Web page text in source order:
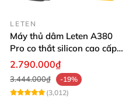
LETEN
Máy thủ dâm Leten A380
Pro co thắt silicon cao cấp
vỏ nhựa ABS
2.790.000₫
3.444.000₫
-19%
(3,012)